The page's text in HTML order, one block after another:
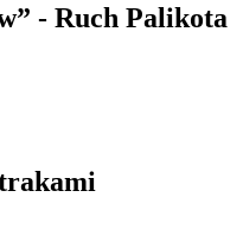
- Ruch Palikota